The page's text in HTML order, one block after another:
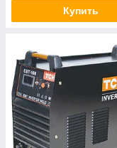
Купить